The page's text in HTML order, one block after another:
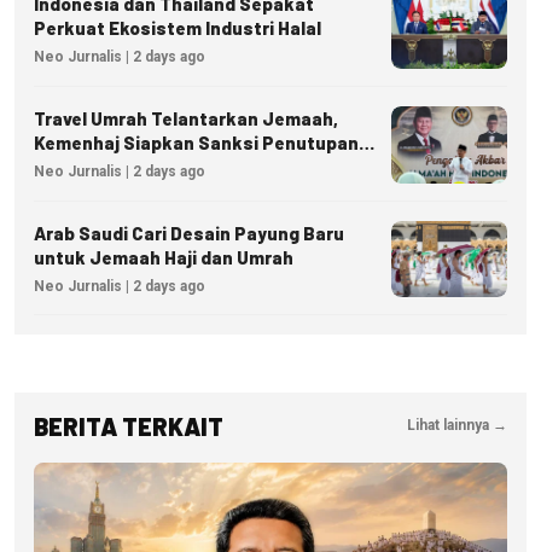
Perkuat Ekosistem Industri Halal
Neo Jurnalis | 2 days ago
Travel Umrah Telantarkan Jemaah,
Kemenhaj Siapkan Sanksi Penutupan
Izin hingga Pidana
Neo Jurnalis | 2 days ago
Arab Saudi Cari Desain Payung Baru
untuk Jemaah Haji dan Umrah
Neo Jurnalis | 2 days ago
BERITA TERKAIT Lihat lainnya →